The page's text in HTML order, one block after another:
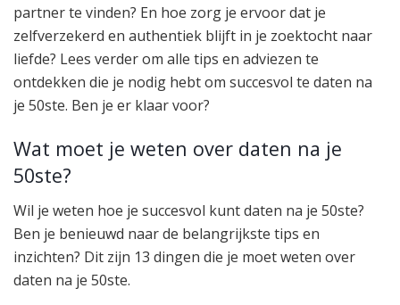
partner te vinden? En hoe zorg je ervoor dat je
zelfverzekerd en authentiek blijft in je zoektocht naar
liefde? Lees verder om alle tips en adviezen te
ontdekken die je nodig hebt om succesvol te daten na
je 50ste. Ben je er klaar voor?
Wat moet je weten over daten na je
50ste?
Wil je weten hoe je succesvol kunt daten na je 50ste?
Ben je benieuwd naar de belangrijkste tips en
inzichten? Dit zijn 13 dingen die je moet weten over
daten na je 50ste.